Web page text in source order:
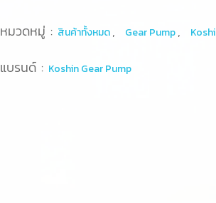
หมวดหมู่ : สินค้าทั้งหมด, Gear Pump,
แบรนด์ : Koshin Gear Pump